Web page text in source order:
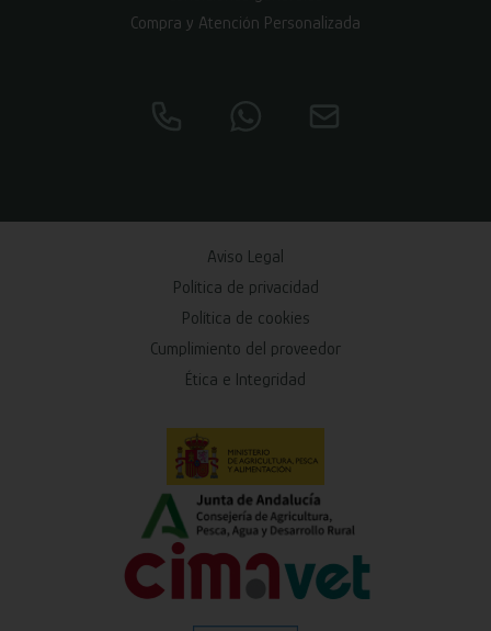
Compra y Atención Personalizada
Aviso Legal
Política de privacidad
Política de cookies
Cumplimiento del proveedor
Ética e Integridad